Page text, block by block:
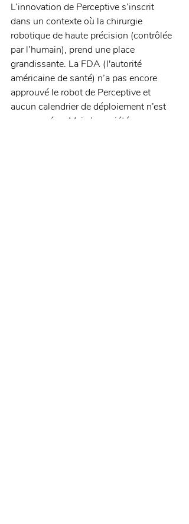
L’innovation de Perceptive s’inscrit
dans un contexte où la chirurgie
robotique de haute précision (contrôlée
par l’humain), prend une place
grandissante. La FDA (l'autorité
américaine de santé) n’a pas encore
approuvé le robot de Perceptive et
aucun calendrier de déploiement n’est
encore prévu. Mais la société a su